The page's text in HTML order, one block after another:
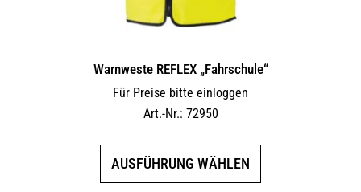
Warnweste REFLEX „Fahrschule“
Für Preise bitte einloggen
Art.-Nr.: 72950
AUSFÜHRUNG WÄHLEN